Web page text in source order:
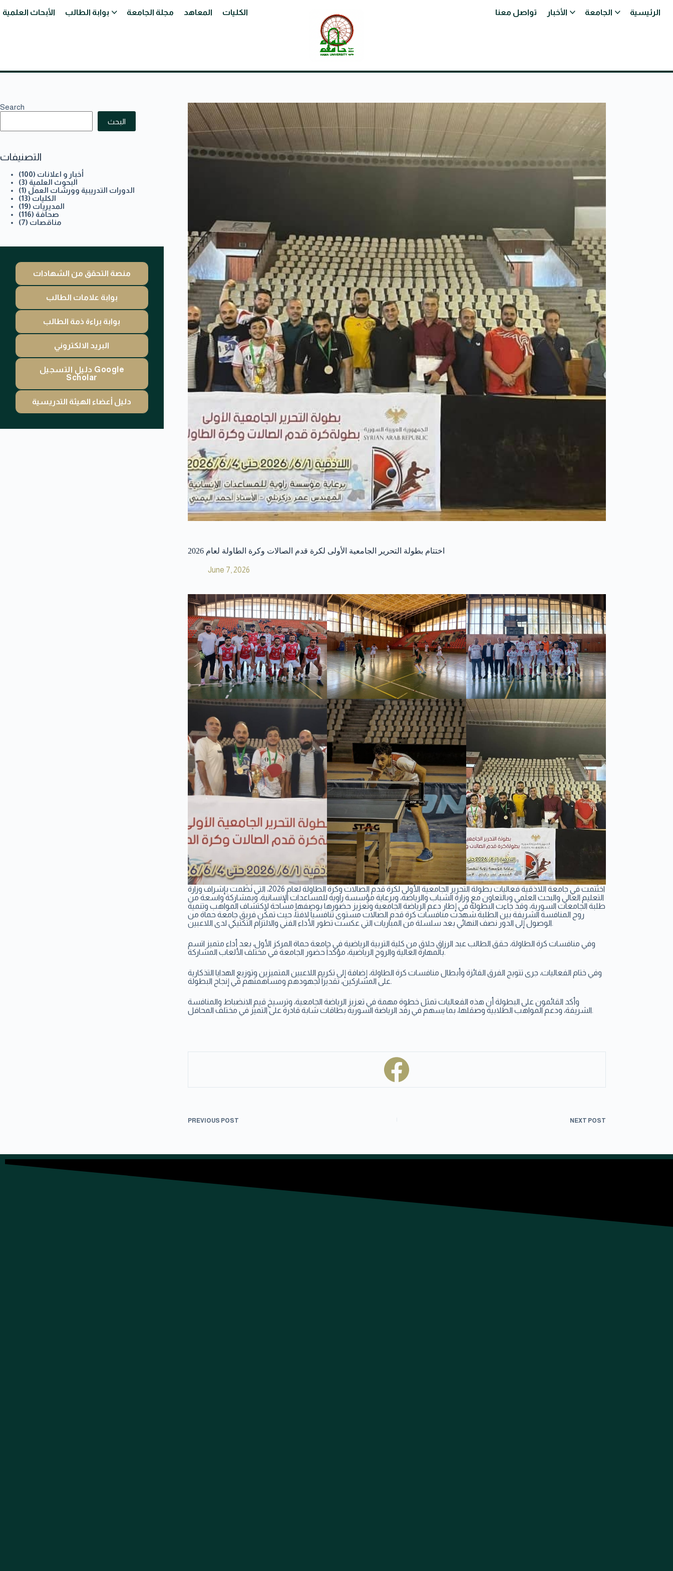
الأبحاث العلمية بوابة الطالب مجلة الجامعة المعاهد الكليات تواصل معنا الأخبار الجامعة الرئيسية
اختتام بطولة التحرير الجامعية الأولى لكرة قدم الصالات وكرة الطاولة لعام 2026
June 7, 2026
اختُتمت في جامعة اللاذقية فعاليات بطولة التحرير الجامعية الأولى لكرة قدم الصالات وكرة الطاولة لعام 2026، التي نُظّمت بإشراف وزارة
التعليم العالي والبحث العلمي وبالتعاون مع وزارة الشباب والرياضة، وبرعاية مؤسسة راوية للمساعدات الإنسانية، وبمشاركة واسعة من
طلبة الجامعات السورية، وقد جاءت البطولة في إطار دعم الرياضة الجامعية وتعزيز حضورها بوصفها مساحة لاكتشاف المواهب وتنمية
روح المنافسة الشريفة بين الطلبة.شهدت منافسات كرة قدم الصالات مستوى تنافسياً لافتاً، حيث تمكّن فريق جامعة حماة من
الوصول إلى الدور نصف النهائي بعد سلسلة من المباريات التي عكست تطور الأداء الفني والالتزام التكتيكي لدى اللاعبين.
وفي منافسات كرة الطاولة، حقق الطالب عبد الرزاق حلاق من كلية التربية الرياضية في جامعة حماة المركز الأول، بعد أداء متميز اتسم
بالمهارة العالية والروح الرياضية، مؤكداً حضور الجامعة في مختلف الألعاب المشاركة.
وفي ختام الفعاليات، جرى تتويج الفرق الفائزة وأبطال منافسات كرة الطاولة، إضافة إلى تكريم اللاعبين المتميزين وتوزيع الهدايا التذكارية
على المشاركين، تقديراً لجهودهم ومساهمتهم في إنجاح البطولة.
وأكد القائمون على البطولة أن هذه الفعاليات تمثل خطوة مهمة في تعزيز الرياضة الجامعية، وترسيخ قيم الانضباط والمنافسة
الشريفة، ودعم المواهب الطلابية وصقلها، بما يسهم في رفد الرياضة السورية بطاقات شابة قادرة على التميز في مختلف المحافل.
PREVIOUS POST NEXT POST
Search
البحث
التصنيفات
أخبار و اعلانات (100)
البحوث العلمية (3)
الدورات التدريبية وورشات العمل (1)
الكليات (13)
المديريات (19)
صحافة (116)
مناقصات (7)
منصة التحقق من الشهادات
بوابة علامات الطالب
بوابة براءة ذمة الطالب
البريد الالكتروني
دليل التسجيل Google
Scholar
دليل أعضاء الهيئة التدريسية